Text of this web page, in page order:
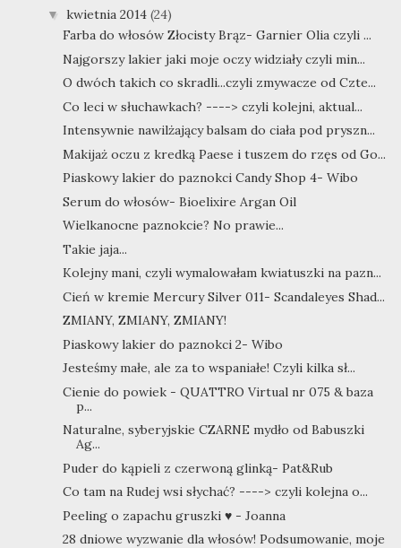
▼ kwietnia 2014 (24)
Farba do włosów Złocisty Brąz- Garnier Olia czyli ...
Najgorszy lakier jaki moje oczy widziały czyli min...
O dwóch takich co skradli...czyli zmywacze od Czte...
Co leci w słuchawkach? ----> czyli kolejni, aktual...
Intensywnie nawilżający balsam do ciała pod pryszn...
Makijaż oczu z kredką Paese i tuszem do rzęs od Go...
Piaskowy lakier do paznokci Candy Shop 4- Wibo
Serum do włosów- Bioelixire Argan Oil
Wielkanocne paznokcie? No prawie...
Takie jaja...
Kolejny mani, czyli wymalowałam kwiatuszki na pazn...
Cień w kremie Mercury Silver 011- Scandaleyes Shad...
ZMIANY, ZMIANY, ZMIANY!
Piaskowy lakier do paznokci 2- Wibo
Jesteśmy małe, ale za to wspaniałe! Czyli kilka sł...
Cienie do powiek - QUATTRO Virtual nr 075 & baza
p...
Naturalne, syberyjskie CZARNE mydło od Babuszki
Ag...
Puder do kąpieli z czerwoną glinką- Pat&Rub
Co tam na Rudej wsi słychać? ----> czyli kolejna o...
Peeling o zapachu gruszki ♥ - Joanna
28 dniowe wyzwanie dla włosów! Podsumowanie, moje